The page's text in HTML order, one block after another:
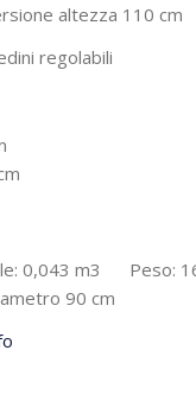
altezza 110 cm
regolabili
0,043 m3 Peso:
90 cm